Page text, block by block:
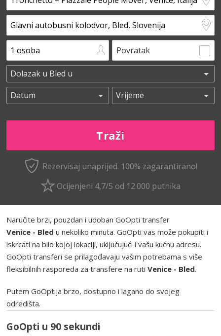
Povratak
Rezervisaj unaprijed. 100% zagarantirano!
Ocijenjeni 4,7/5 od 12.000 putnika
Naručite brzi, pouzdan i udoban GoOpti transfer
Venice - Bled u nekoliko minuta. GoOpti vas može pokupiti i
iskrcati na bilo kojoj lokaciji, uključujući i vašu kućnu adresu.
GoOpti transferi se prilagođavaju vašim potrebama s više
fleksibilnih rasporeda za transfere na rutiVenice - Bled.
Putem GoOptija brzo, dostupno i lagano do svojeg
odredišta.
GoOpti u 90 sekundi